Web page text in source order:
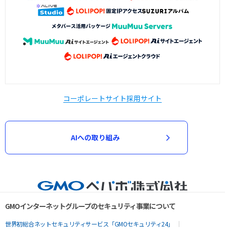
コーポレートサイト採用サイト
AIへの取り組み
GMOインターネットグループのセキュリティ事業について
世界初総合ネットセキュリティサービス「GMOセキュリティ24」